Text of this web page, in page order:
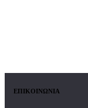
ΕΠΙΚΟΙΝΩΝΙΑ